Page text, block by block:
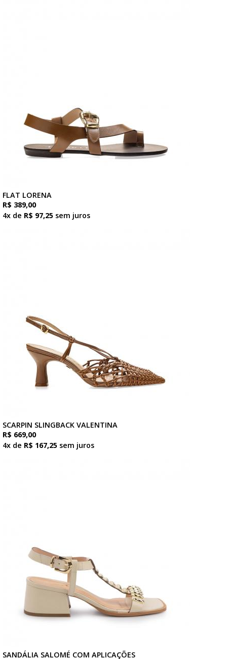
FLAT LORENA
R$ 389,00
4x de R$ 97,25 sem juros
SCARPIN SLINGBACK VALENTINA
R$ 669,00
4x de R$ 167,25 sem juros
SANDÁLIA SALOMÉ COM APLICAÇÕES